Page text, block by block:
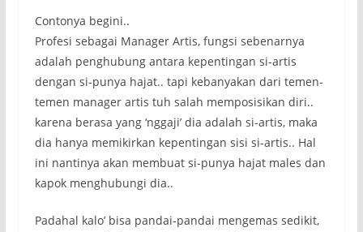
Contonya begini..
Profesi sebagai Manager Artis, fungsi sebenarnya
adalah penghubung antara kepentingan si-artis
dengan si-punya hajat.. tapi kebanyakan dari temen-
temen manager artis tuh salah memposisikan diri..
karena berasa yang ‘nggaji’ dia adalah si-artis, maka
dia hanya memikirkan kepentingan sisi si-artis.. Hal
ini nantinya akan membuat si-punya hajat males dan
kapok menghubungi dia..
Padahal kalo’ bisa pandai-pandai mengemas sedikit,